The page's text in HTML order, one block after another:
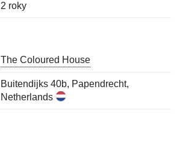
2 roky
The Coloured House
Buitendijks 40b, Papendrecht,
Netherlands